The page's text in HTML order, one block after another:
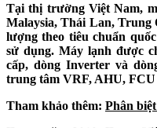
Tại thị trường Việt Nam,
Malaysia, Thái Lan, Trung
lượng theo tiêu chuẩn
sử dụng. Máy lạnh được
cấp, dòng Inverter và
trung tâm VRF, AHU, FCU
Tham khảo thêm: Phân